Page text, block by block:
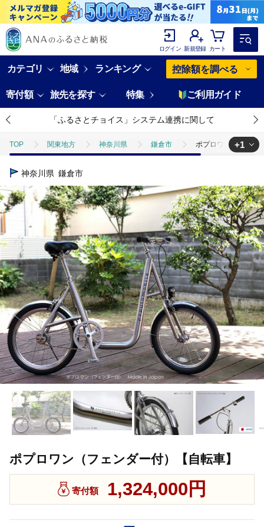
ログイン 新規登録 カート
カテゴリ 地域 ランキング 控除額を調べる
寄付額 旅先を探す 特集 ご利用ガイド
「ふるさとチョイス」システム連携に関して
TOP 関東地方 神奈川県 鎌倉市 ポプロワン（フェン
TOP
+1
神奈川県 鎌倉市
ポプロワン（フェンダー付）【自転車】
寄付額 1,324,000円